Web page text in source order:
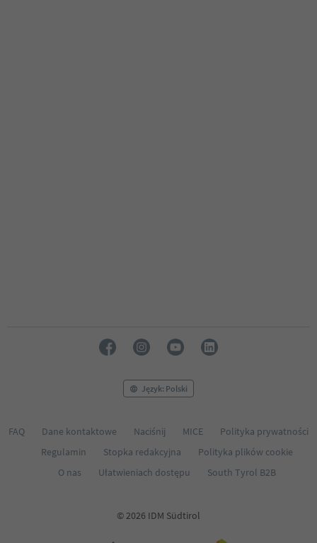
Język: Polski
FAQ Dane kontaktowe Naciśnij MICE
Polityka prywatności
Regulamin
Stopka redakcyjna
Polityka plików cookie
O nas
Ułatwieniach dostępu South Tyrol B2B
© 2026 IDM Südtirol